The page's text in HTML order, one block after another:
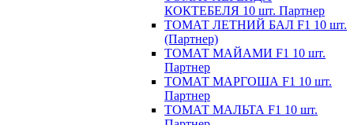
КОКТЕБЕЛЯ 10 шт. Партнер
ТОМАТ ЛЕТНИЙ БАЛ F1 10 шт.
(Партнер)
ТОМАТ МАЙАМИ F1 10 шт.
Партнер
ТОМАТ МАРГОША F1 10 шт.
Партнер
ТОМАТ МАЛЬТА F1 10 шт.